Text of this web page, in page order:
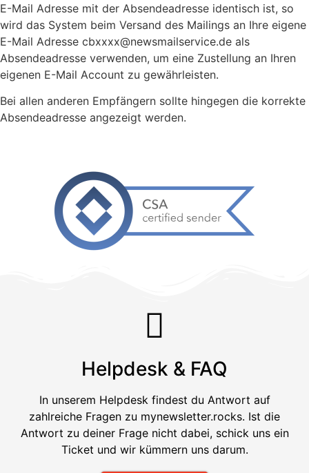
E-Mail Adresse mit der Absendeadresse identisch ist, so
wird das System beim Versand des Mailings an Ihre eigene
E-Mail Adresse cbxxxx@newsmailservice.de als
Absendeadresse verwenden, um eine Zustellung an Ihren
eigenen E-Mail Account zu gewährleisten.
Bei allen anderen Empfängern sollte hingegen die korrekte
Absendeadresse angezeigt werden.
Helpdesk & FAQ
In unserem Helpdesk findest du Antwort auf
zahlreiche Fragen zu mynewsletter.rocks. Ist die
Antwort zu deiner Frage nicht dabei, schick uns ein
Ticket und wir kümmern uns darum.